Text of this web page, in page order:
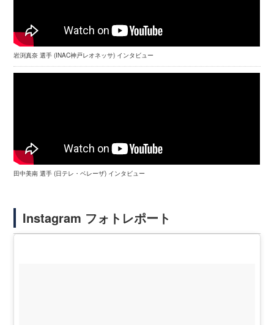
岩渕真奈 選手 (INAC神戸レオネッサ) インタビュー
田中美南 選手 (日テレ・ベレーザ) インタビュー
Instagram フォトレポート